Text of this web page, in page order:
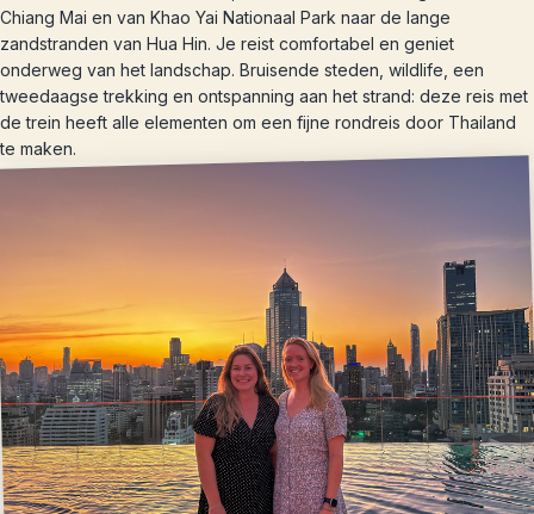
Chiang Mai en van Khao Yai Nationaal Park naar de lange
zandstranden van Hua Hin. Je reist comfortabel en geniet
onderweg van het landschap. Bruisende steden, wildlife, een
tweedaagse trekking en ontspanning aan het strand: deze reis met
de trein heeft alle elementen om een fijne rondreis door Thailand
te maken.